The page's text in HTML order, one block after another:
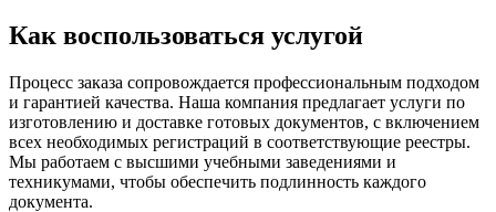
Как воспользоваться услугой
Процесс заказа сопровождается профессиональным подходом
и гарантией качества. Наша компания предлагает услуги по
изготовлению и доставке готовых документов, с включением
всех необходимых регистраций в соответствующие реестры.
Мы работаем с высшими учебными заведениями и
техникумами, чтобы обеспечить подлинность каждого
документа.